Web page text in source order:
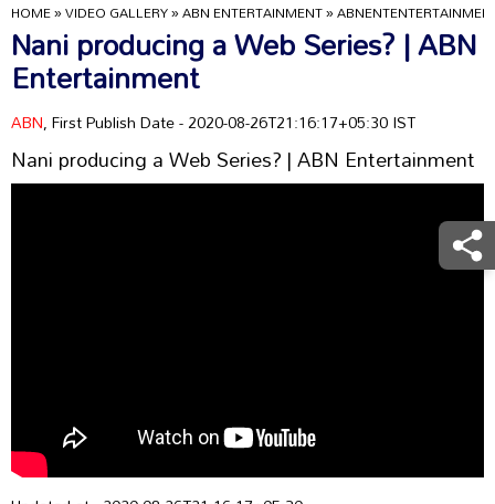
HOME»VIDEO GALLERY»ABN ENTERTAINMENT»
Nani producing a Web Series? | ABN
Entertainment
ABN, First Publish Date - 2020-08-26T21:16:17+05:30 IST
Nani producing a Web Series? | ABN Entertainment